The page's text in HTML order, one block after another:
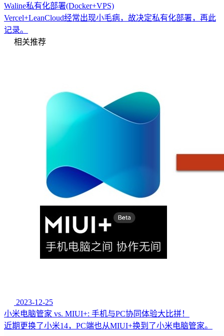
Waline私有化部署(Docker+VPS)
Vercel+LeanCloud经常出现小毛病，故决定私有化部署，再此
记录。
相关推荐
2023-12-25
小米电脑管家 vs. MIUI+: 手机与PC协同体验大比拼！
近期更换了小米14，PC端也从MIUI+换到了小米电脑管家。